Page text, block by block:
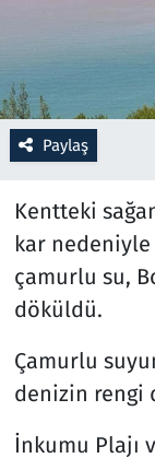
Paylaş
Kentteki
kar nedeniyle
çamurlu su,
döküldü.
Çamurlu
denizin rengi
İnkumu Plajı
Rüya
Savunma
Spor
Teknoloji
Televizyon